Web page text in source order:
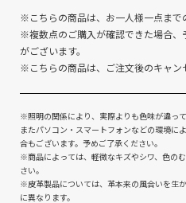
※こちらの商品は、お一人様一点まで
※複数点のご購入が確認できた場合、
がございます。
※こちらの商品は、ご注文後のキャン
※照明の関係により、実際よりも色味が違って
またパソコン・スマートフォンなどの環境に
合もございます。予めご了承ください。
※商品によっては、軽微なキズやシワ、色の
さい。
※皮革製品については、革本来の風合いを生
に異なります。